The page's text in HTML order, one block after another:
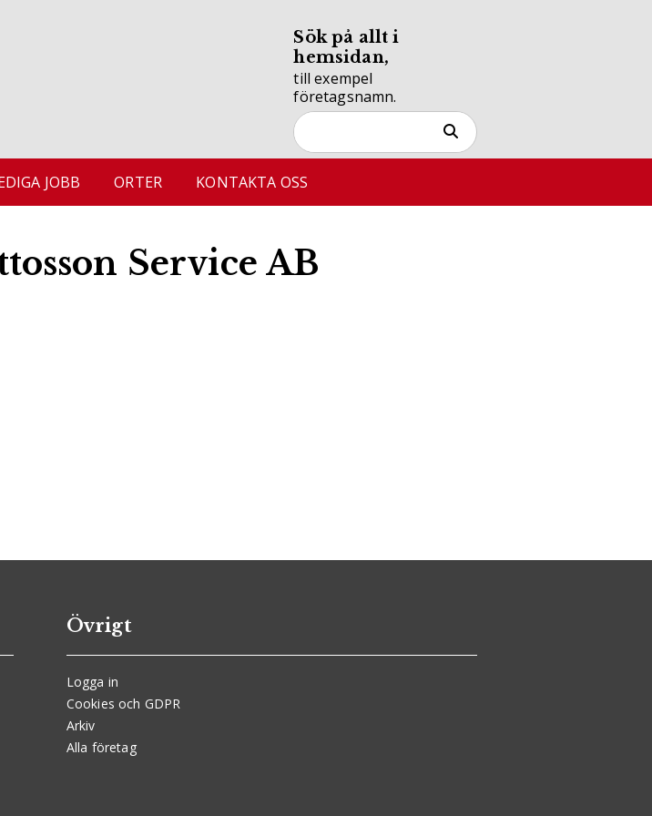
Sök på allt i
hemsidan,
till exempel
företagsnamn.
JOBB ORTER KONTAKTA OSS
Service AB
Övrigt
Logga in
Cookies och GDPR
Arkiv
Alla företag